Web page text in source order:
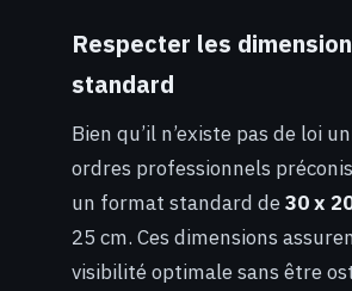
Respecter les
standard
Bien qu’il n’existe pas de loi
ordres professionnels
un format standard de30 x
25 cm. Ces dimensions
visibilité optimale sans être